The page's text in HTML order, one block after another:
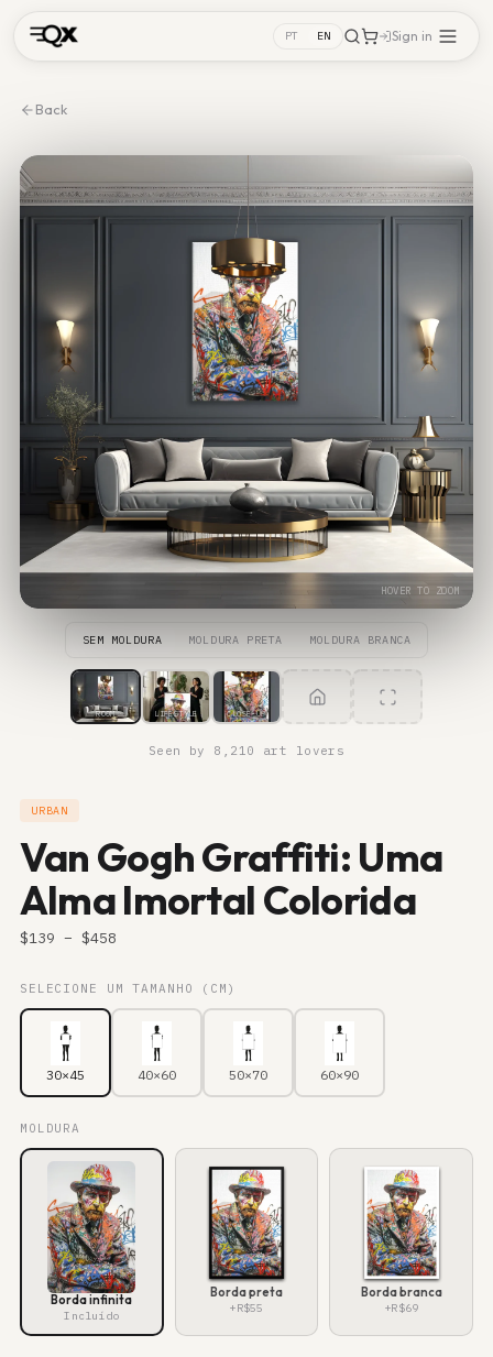
PT EN Sign in
Back
HOVER TO ZOOM
SEM MOLDURA MOLDURA PRETA MOLDURA BRANCA
ROOM LIFESTYLE CLOSE-UP
Seen by 8,210 art lovers
URBAN
Van Gogh Graffiti: Uma
Alma Imortal Colorida
$139 – $458
SELECIONE UM TAMANHO (CM)
30×45 40×60 50×70 60×90
MOLDURA
Borda infinita
Incluído
Borda preta
+R$55
Borda branca
+R$69